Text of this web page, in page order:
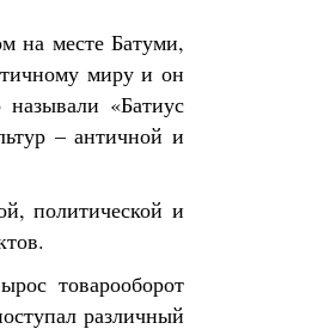
на месте Батуми,
миру и он
называли «Батиус
– античной и
политической и
товарооборот
различный